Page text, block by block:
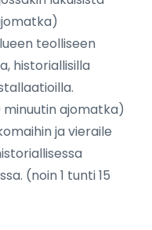
teolliseen
historiallisilla
ajomatka)
ja vieraile
(noin 1 tunti 15